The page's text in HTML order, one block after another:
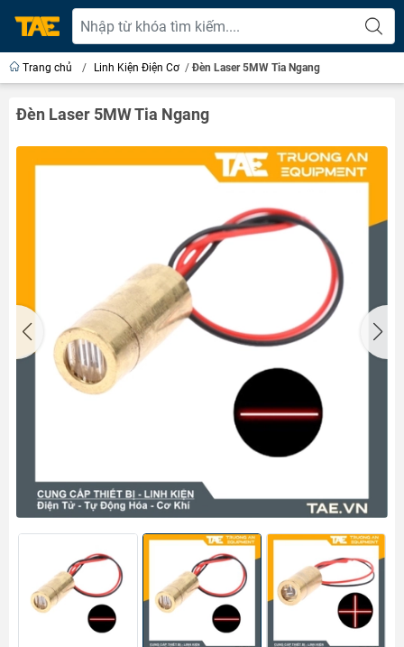
Trang chủ / Linh Kiện Điện Cơ / Đèn Laser 5MW Tia Ngang
Đèn Laser 5MW Tia Ngang